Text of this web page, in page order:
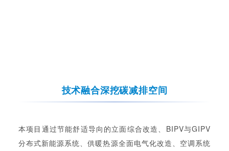
关于我们
技术融合深挖碳减排空间
本项目通过节能舒适导向的立面综合改造、BIPV与GIPV
分布式新能源系统、供暖热源全面电气化改造、空调系统